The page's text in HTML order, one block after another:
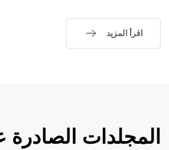
اقرأ المزيد
المجلدات